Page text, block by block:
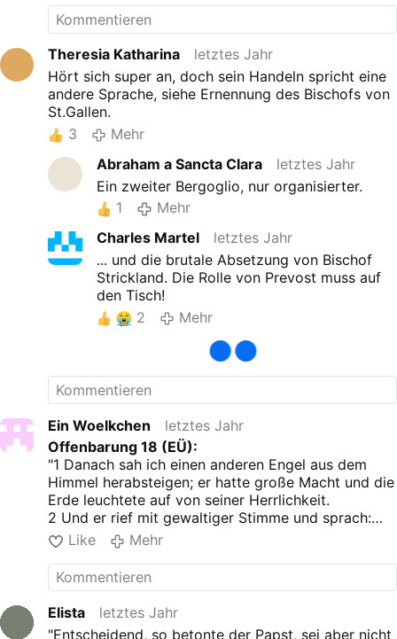
Theresia Katharina
letztes Jahr
Hört sich super an, doch sein Handeln spricht eine
andere Sprache, siehe Ernennung des Bischofs von
St.Gallen.
3
Mehr
Abraham a Sancta Clara
letztes Jahr
Ein zweiter Bergoglio, nur organisierter.
1
Mehr
Charles Martel
letztes Jahr
... und die brutale Absetzung von Bischof
Strickland. Die Rolle von Prevost muss auf
den Tisch!
2
Mehr
Ein Woelkchen
letztes Jahr
Offenbarung 18 (EÜ):
"1 Danach sah ich einen anderen Engel aus dem
Himmel herabsteigen; er hatte große Macht und die
Erde leuchtete auf von seiner Herrlichkeit.
2 Und er rief mit gewaltiger Stimme und sprach:
Gefallen, gefallen ist Babylon, die Große!
Zur Wohnung von Dämonen ist sie geworden, zur
Behausung aller unreinen Geister und zum
Schlupfwinkel aller unreinen und abscheulichen
Vögel
Like Mehr
Elista
letztes Jahr
"Entscheidend, so betonte der Papst, sei aber nicht